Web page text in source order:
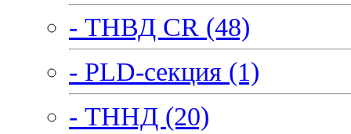
- ТНВД CR (48)
- PLD-секция (1)
- ТННД (20)